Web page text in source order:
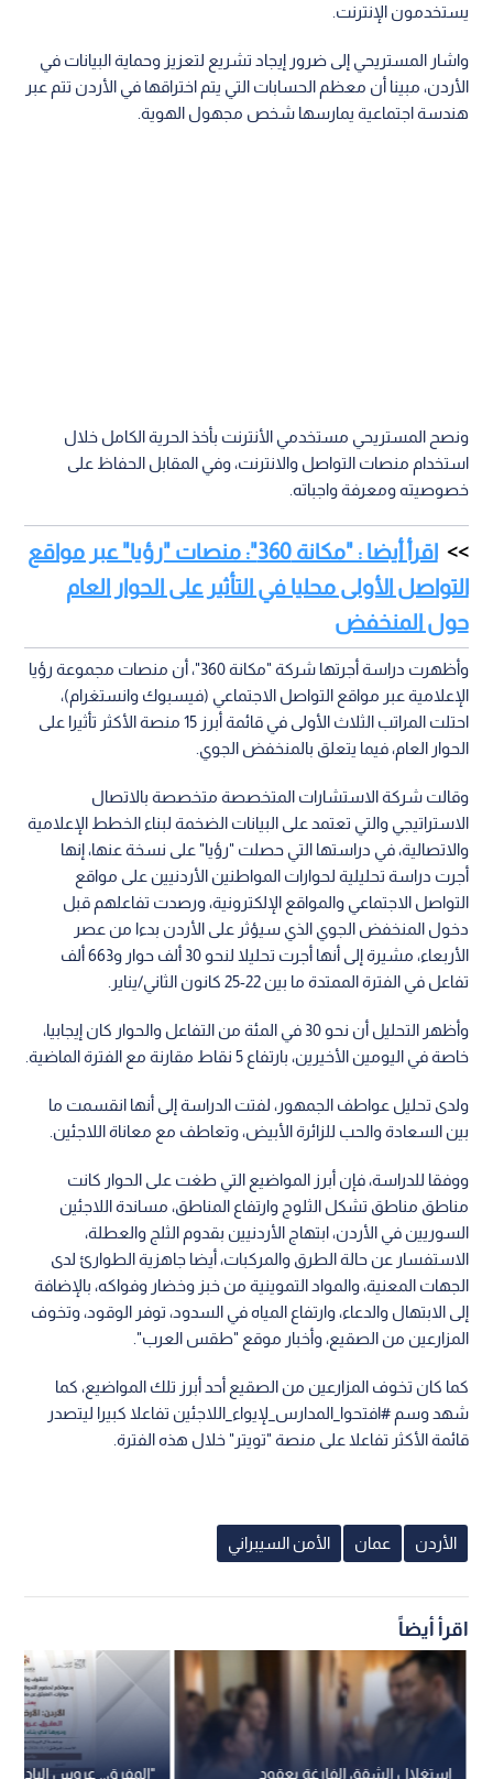
يستخدمون الإنترنت.
واشار المستريحي إلى ضرور إيجاد تشريع لتعزيز وحماية البيانات في
الأردن، مبينا أن معظم الحسابات التي يتم اختراقها في الأردن تتم عبر
هندسة اجتماعية يمارسها شخص مجهول الهوية.
ونصح المستريحي مستخدمي الأنترنت بأخذ الحرية الكامل خلال
استخدام منصات التواصل والانترنت، وفي المقابل الحفاظ على
خصوصيته ومعرفة واجباته.
اقرأ أيضا : "مكانة 360": منصات "رؤيا" عبر مواقع
التواصل الأولى محليا في التأثير على الحوار العام
حول المنخفض
وأظهرت دراسة أجرتها شركة "مكانة 360"، أن منصات مجموعة رؤيا
الإعلامية عبر مواقع التواصل الاجتماعي (فيسبوك وانستغرام)،
احتلت المراتب الثلاث الأولى في قائمة أبرز 15 منصة الأكثر تأثيرا على
الحوار العام، فيما يتعلق بالمنخفض الجوي.
وقالت شركة الاستشارات المتخصصة متخصصة بالاتصال
الاستراتيجي والتي تعتمد على البيانات الضخمة لبناء الخطط الإعلامية
والاتصالية، في دراستها التي حصلت "رؤيا" على نسخة عنها، إنها
أجرت دراسة تحليلية لحوارات المواطنين الأردنيين على مواقع
التواصل الاجتماعي والمواقع الإلكترونية، ورصدت تفاعلهم قبل
دخول المنخفض الجوي الذي سيؤثر على الأردن بدءا من عصر
الأربعاء، مشيرة إلى أنها أجرت تحليلا لنحو 30 ألف حوار و663 ألف
تفاعل في الفترة الممتدة ما بين 22-25 كانون الثاني/يناير.
وأظهر التحليل أن نحو 30 في المئة من التفاعل والحوار كان إيجابيا،
خاصة في اليومين الأخيرين، بارتفاع 5 نقاط مقارنة مع الفترة الماضية.
ولدى تحليل عواطف الجمهور، لفتت الدراسة إلى أنها انقسمت ما
بين السعادة والحب للزائرة الأبيض، وتعاطف مع معاناة اللاجئين.
ووفقا للدراسة، فإن أبرز المواضيع التي طغت على الحوار كانت
مناطق مناطق تشكل الثلوج وارتفاع المناطق، مساندة اللاجئين
السوريين في الأردن، ابتهاج الأردنيين بقدوم الثلج والعطلة،
الاستفسار عن حالة الطرق والمركبات، أيضا جاهزية الطوارئ لدى
الجهات المعنية، والمواد التموينية من خبز وخضار وفواكه، بالإضافة
إلى الابتهال والدعاء، وارتفاع المياه في السدود، توفر الوقود، وتخوف
المزارعين من الصقيع، وأخبار موقع "طقس العرب".
كما كان تخوف المزارعين من الصقيع أحد أبرز تلك المواضيع، كما
شهد وسم #افتحوا_المدارس_لإيواء_اللاجئين تفاعلا كبيرا ليتصدر
قائمة الأكثر تفاعلا على منصة "تويتر" خلال هذه الفترة.
الأردن عمان الأمن السيبراني
اقرأ أيضاً
"المفرق.. عروس استغلال الشقق الفارغة بعقود